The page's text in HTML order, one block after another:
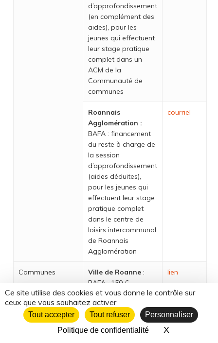
Ce site utilise des cookies et vous donne le contrôle sur
ceux que vous souhaitez activer
Tout accepter Tout refuser
Personnaliser
Politique de confidentialité
XMasquer le
d’approfondissement
(en complément des
aides), pour les
jeunes qui effectuent
leur stage pratique
complet dans un
ACM de la
Communauté de
communes
Roannais
Agglomération :
BAFA : financement
du reste à charge de
la session
d’approfondissement
(aides déduites),
pour les jeunes qui
effectuent leur stage
pratique complet
dans le centre de
loisirs intercommunal
de Roannais
Agglomération
courriel
Communes Ville de Roanne:
BAFA : 150 €
Conditions : habiter
Roanne et avoir un
Quotient familial ≤
1000 €
lien